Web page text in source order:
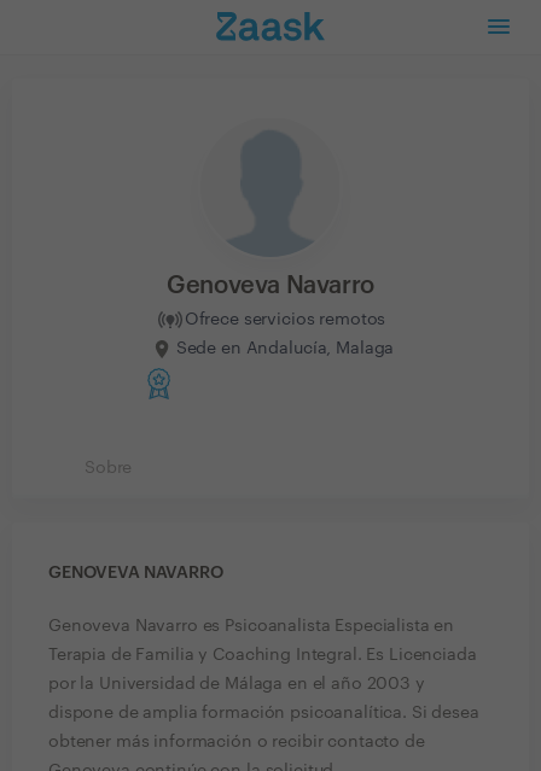
Genoveva Navarro
Ofrece servicios remotos
Sede en Andalucía, Malaga
Sobre
GENOVEVA NAVARRO
Genoveva Navarro es Psicoanalista Especialista en
Terapia de Familia y Coaching Integral. Es Licenciada
por la Universidad de Málaga en el año 2003 y
dispone de amplia formación psicoanalítica. Si desea
obtener más información o recibir contacto de